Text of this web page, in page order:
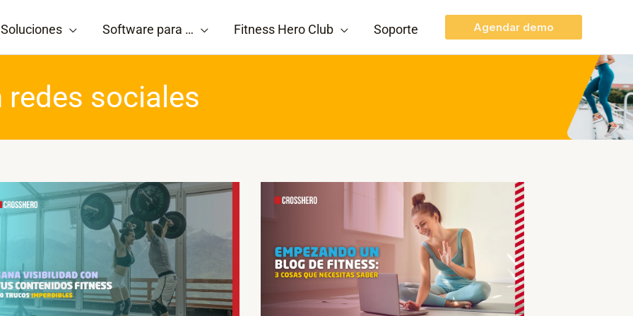
Soluciones Software para … Fitness Hero Club Soporte Agendar demo
redes sociales